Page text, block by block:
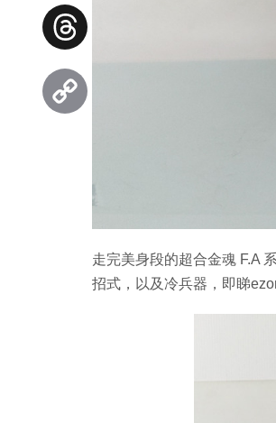
走完美身段的超合金魂 F.A
招式，以及冷兵器，即睇
Facebook
Threads